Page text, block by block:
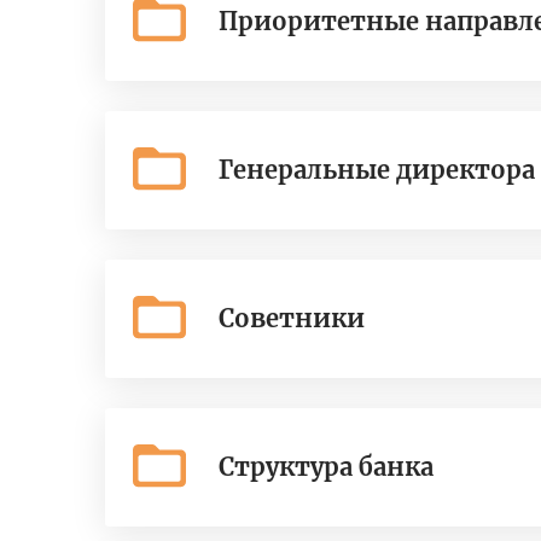
Приоритетные
Генеральные директора
Советники
Структура банка